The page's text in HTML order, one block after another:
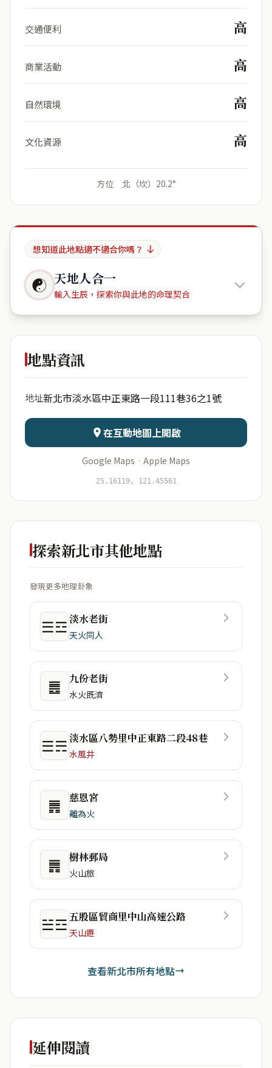
交通便利 高
商業活動 高
自然環境 高
文化資源 高
方位 北（坎）20.2°
想知道此地點適不適合你嗎？
☯ 天地人合一
輸入生辰，探索你與此地的命理契合
水立方
日期 出生時辰
資料僅用於即時分析，不會儲存於伺服器
地點資訊
地址新北市淡水區中正東路一段111巷36之1號
在互動地圖上開啟
Google Maps · Apple Maps
25.16119, 121.45561
探索新北市其他地點
發現更多地理卦象
☰☲淡水老街
天火同人
䷌ 九份老街
水火既濟
☰☴淡水區八勢里中正東路二段48巷
水風井
䷠ 慈恩宮
離為火
䷠ 樹林郵局
火山旅
☱☲ 五股區貿商里中山高速公路
天山遯
查看新北市所有地點
延伸閱讀